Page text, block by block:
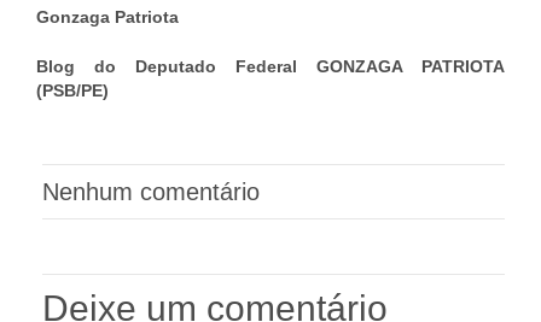
Gonzaga Patriota
Blog do Deputado Federal GONZAGA PATRIOTA
(PSB/PE)
Nenhum comentário
Deixe um comentário